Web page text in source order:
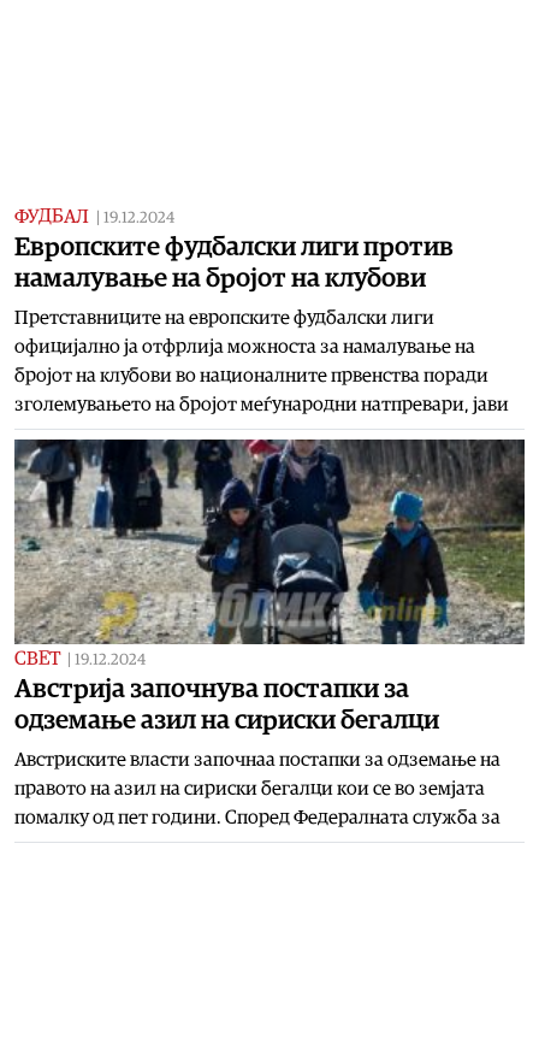
ФУДБАЛ 19.12.2024
Европските фудбалски лиги против
намалување на бројот на клубови
Претставниците на европските фудбалски лиги
официјално ја отфрлија можноста за намалување на
бројот на клубови во националните првенства поради
зголемувањето на бројот меѓународни натпревари, јави
СВЕТ 19.12.2024
Австрија започнува постапки за
одземање азил на сириски бегалци
Австриските власти започнаа постапки за одземање на
правото на азил на сириски бегалци кои се во земјата
помалку од пет години. Според Федералната служба за